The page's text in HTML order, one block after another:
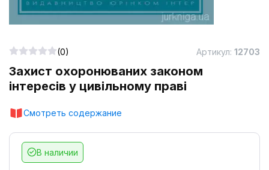
Захист охоронюваних законом
інтересів у цивільному праві
Смотреть содержание
(0) Артикул: 12703
В наличии